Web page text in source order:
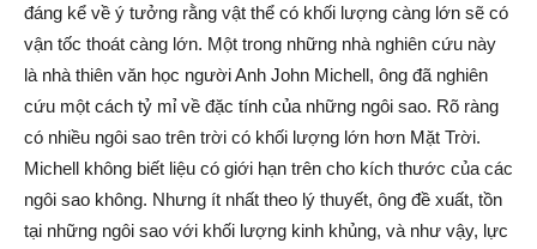
đáng kể về ý tưởng rằng vật thể có khối lượng càng lớn sẽ có
vận tốc thoát càng lớn. Một trong những nhà nghiên cứu này
là nhà thiên văn học người Anh John Michell, ông đã nghiên
cứu một cách tỷ mỉ về đặc tính của những ngôi sao. Rõ ràng
có nhiều ngôi sao trên trời có khối lượng lớn hơn Mặt Trời.
Michell không biết liệu có giới hạn trên cho kích thước của các
ngôi sao không. Nhưng ít nhất theo lý thuyết, ông đề xuất, tồn
tại những ngôi sao với khối lượng kinh khủng, và như vậy, lực